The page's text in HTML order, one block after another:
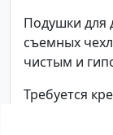
Подушки для
съемных
чистым и
Требуется